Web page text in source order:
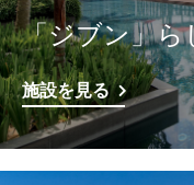
「ジブン」ら
施設を見る